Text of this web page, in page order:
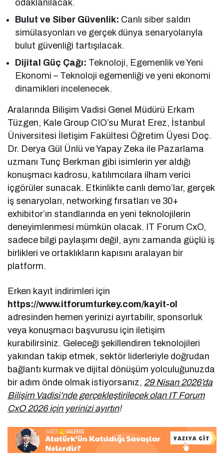
odaklanılacak.
Bulut ve Siber Güvenlik: Canlı siber saldırı
simülasyonları ve gerçek dünya senaryolarıyla
bulut güvenliği tartışılacak.
Dijital Güç Çağı: Teknoloji, Egemenlik ve Yeni
Ekonomi – Teknoloji egemenliği ve yeni ekonomi
dinamikleri incelenecek.
Aralarında Bilişim Vadisi Genel Müdürü Erkam
Tüzgen, Kale Group CIO’su Murat Erez, İstanbul
Üniversitesi İletişim Fakültesi Öğretim Üyesi Doç.
Dr. Derya Gül Ünlü ve Yapay Zeka ile Pazarlama
uzmanı Tunç Berkman gibi isimlerin yer aldığı
konuşmacı kadrosu, katılımcılara ilham verici
içgörüler sunacak. Etkinlikte canlı demo’lar, gerçek
iş senaryoları, networking fırsatları ve 30+
exhibitor’ın standlarında en yeni teknolojilerin
deneyimlenmesi mümkün olacak. IT Forum CxO,
sadece bilgi paylaşımı değil, aynı zamanda güçlü iş
birlikleri ve ortaklıkların kapısını aralayan bir
platform.
Erken kayıt indirimleri için
https://www.itforumturkey.com/kayit-ol
adresinden hemen yerinizi ayırtabilir, sponsorluk
veya konuşmacı başvurusu için iletişim
kurabilirsiniz. Geleceği şekillendiren teknolojileri
yakından takip etmek, sektör liderleriyle doğrudan
bağlantı kurmak ve dijital dönüşüm yolculuğunuzda
bir adım önde olmak istiyorsanız, 29 Nisan 2026’da
Bilişim Vadisi’nde gerçekleştirilecek olan IT Forum
CxO 2026 için yerinizi ayırtın!